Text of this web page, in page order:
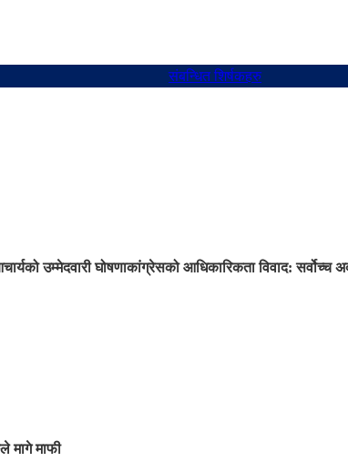
संबन्धित शिर्षकहरु
उम्मेदवारी घोषणाकांग्रेसको आधिकारिकता विवाद: सर्वोच्च
मागे माफी